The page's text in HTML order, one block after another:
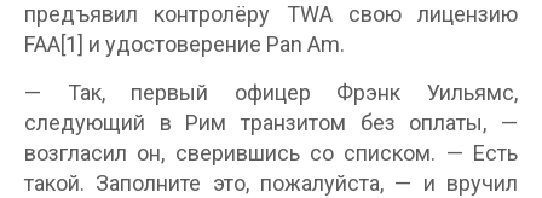
предъявил контролёру TWA свою лицензию
FAA[1] и удостоверение Pan Am.
— Так, первый офицер Фрэнк Уильямс,
следующий в Рим транзитом без оплаты, —
возгласил он, сверившись со списком. — Есть
такой. Заполните это, пожалуйста, — и вручил